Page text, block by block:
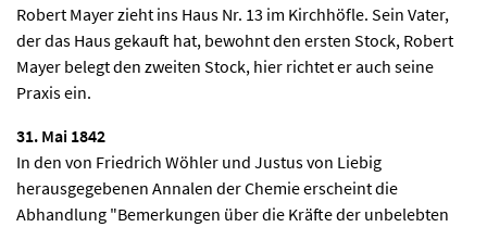
Robert Mayer zieht ins Haus Nr. 13 im Kirchhöfle. Sein Vater,
der das Haus gekauft hat, bewohnt den ersten Stock, Robert
Mayer belegt den zweiten Stock, hier richtet er auch seine
Praxis ein.
31. Mai 1842
In den von Friedrich Wöhler und Justus von Liebig
herausgegebenen Annalen der Chemie erscheint die
Abhandlung "Bemerkungen über die Kräfte der unbelebten